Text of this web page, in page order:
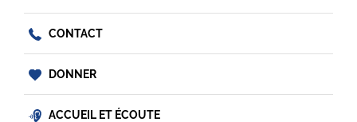
CONTACT
DONNER
ACCUEIL ET ÉCOUTE